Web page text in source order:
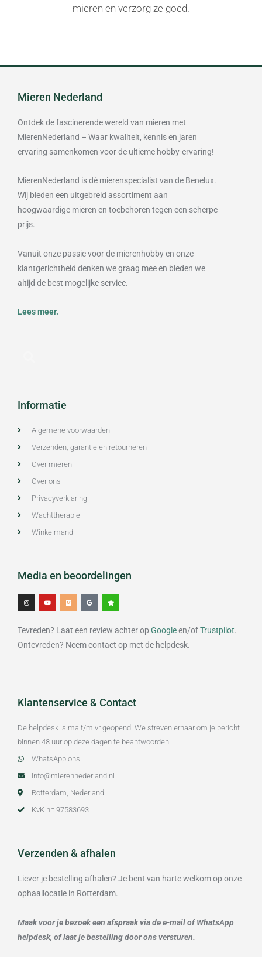
mieren en verzorg ze goed.
Mieren Nederland
Ontdek de fascinerende wereld van mieren met
MierenNederland – Waar kwaliteit, kennis en jaren
ervaring samenkomen voor de ultieme hobby-ervaring!
MierenNederland is dé mierenspecialist van de Benelux.
Wij bieden een uitgebreid assortiment aan
hoogwaardige mieren en toebehoren tegen een scherpe
prijs.
Vanuit onze passie voor de mierenhobby en onze
klantgerichtheid denken we graag mee en bieden we
altijd de best mogelijke service.
Lees meer.
Informatie
Algemene voorwaarden
Verzenden, garantie en retourneren
Over mieren
Over ons
Privacyverklaring
Wachttherapie
Winkelmand
Media en beoordelingen
I
n
s
t
r
m
Y
o
t
e
M
e
d
i
G
o
o
g
S
t
a
r
Tevreden? Laat een review achter op Googleen/ofTrustpilot.
Ontevreden? Neem contact op met de helpdesk.
Klantenservice & Contact
De helpdesk is ma t/m vr geopend. We streven ernaar om je bericht
binnen 48 uur op deze dagen te beantwoorden.
WhatsApp ons
info@mierennederland.nl
Rotterdam, Nederland
KvK nr: 97583693
Verzenden & afhalen
Liever je bestelling afhalen? Je bent van harte welkom op onze
ophaallocatie in Rotterdam.
Maak voor je bezoek een afspraak via de e-mail of WhatsApp
helpdesk, of laat je bestelling door ons versturen.